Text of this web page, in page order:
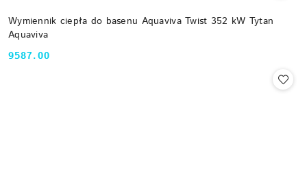
Wymiennik ciepła do basenu Aquaviva Twist 352 kW Tytan
Aquaviva
Cena:
9587.00